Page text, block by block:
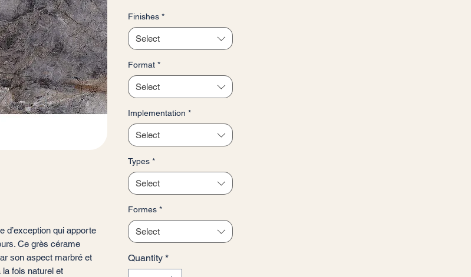
d’exception qui apporte
Ce grès cérame
son aspect marbré et
fois naturel et
per
1
Square
Finishes *
Select
Format *
Select
Implementation *
Select
Types *
Select
Formes *
Select
Quantity *